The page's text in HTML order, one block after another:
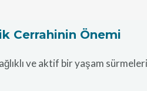
Cerrahinin Önemi
ve aktif bir yaşam